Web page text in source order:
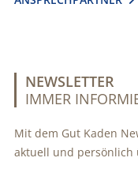
NEWSLETTER
IMMER
Mit dem Gut Kaden
aktuell und persönlich